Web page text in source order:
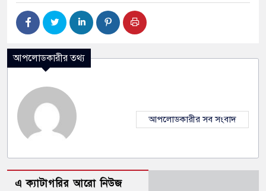
আপলোডকারীর তথ্য
আপলোডকারীর সব সংবাদ
এ ক্যাটাগরির আরো নিউজ